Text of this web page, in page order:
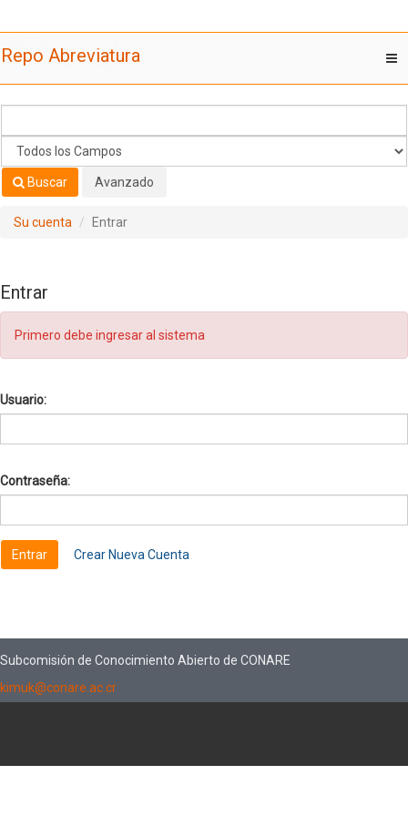
Repo Abreviatura
Buscar Avanzado
Su cuenta Entrar
Entrar
Primero debe ingresar al sistema
Usuario:
Contraseña:
Crear Nueva Cuenta
Subcomisión de Conocimiento Abierto de CONARE
kimuk@conare.ac.cr